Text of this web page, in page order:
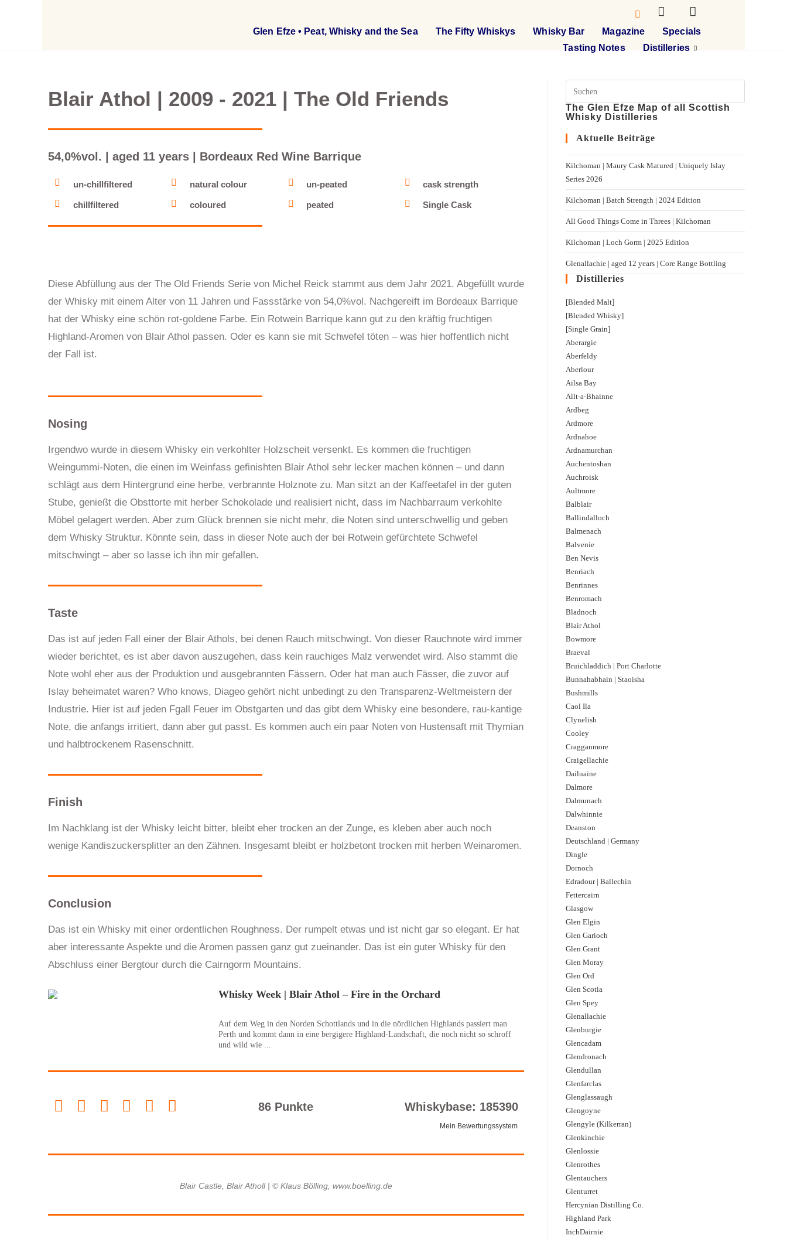
Glen Efze • Peat, Whisky and the Sea The Fifty Whiskys Whisky Bar Magazine
Specials
Tasting Notes
Distilleries
Blair Athol | 2009 - 2021 | The Old Friends
54,0%vol. | aged 11 years | Bordeaux Red Wine Barrique
un-chillfiltered
chillfiltered
natural colour
coloured
un-peated
peated
cask strength
Single Cask
Diese Abfüllung aus der The Old Friends Serie von Michel Reick stammt aus dem Jahr 2021. Abgefüllt wurde
der Whisky mit einem Alter von 11 Jahren und Fassstärke von 54,0%vol. Nachgereift im Bordeaux Barrique
hat der Whisky eine schön rot-goldene Farbe. Ein Rotwein Barrique kann gut zu den kräftig fruchtigen
Highland-Aromen von Blair Athol passen. Oder es kann sie mit Schwefel töten – was hier hoffentlich nicht
der Fall ist.
Nosing
Irgendwo wurde in diesem Whisky ein verkohlter Holzscheit versenkt. Es kommen die fruchtigen
Weingummi-Noten, die einen im Weinfass gefinishten Blair Athol sehr lecker machen können – und dann
schlägt aus dem Hintergrund eine herbe, verbrannte Holznote zu. Man sitzt an der Kaffeetafel in der guten
Stube, genießt die Obsttorte mit herber Schokolade und realisiert nicht, dass im Nachbarraum verkohlte
Möbel gelagert werden. Aber zum Glück brennen sie nicht mehr, die Noten sind unterschwellig und geben
dem Whisky Struktur. Könnte sein, dass in dieser Note auch der bei Rotwein gefürchtete Schwefel
mitschwingt – aber so lasse ich ihn mir gefallen.
Taste
Das ist auf jeden Fall einer der Blair Athols, bei denen Rauch mitschwingt. Von dieser Rauchnote wird immer
wieder berichtet, es ist aber davon auszugehen, dass kein rauchiges Malz verwendet wird. Also stammt die
Note wohl eher aus der Produktion und ausgebrannten Fässern. Oder hat man auch Fässer, die zuvor auf
Islay beheimatet waren? Who knows, Diageo gehört nicht unbedingt zu den Transparenz-Weltmeistern der
Industrie. Hier ist auf jeden Fgall Feuer im Obstgarten und das gibt dem Whisky eine besondere, rau-kantige
Note, die anfangs irritiert, dann aber gut passt. Es kommen auch ein paar Noten von Hustensaft mit Thymian
und halbtrockenem Rasenschnitt.
Finish
Im Nachklang ist der Whisky leicht bitter, bleibt eher trocken an der Zunge, es kleben aber auch noch
wenige Kandiszuckersplitter an den Zähnen. Insgesamt bleibt er holzbetont trocken mit herben Weinaromen.
Conclusion
Das ist ein Whisky mit einer ordentlichen Roughness. Der rumpelt etwas und ist nicht gar so elegant. Er hat
aber interessante Aspekte und die Aromen passen ganz gut zueinander. Das ist ein guter Whisky für den
Abschluss einer Bergtour durch die Cairngorm Mountains.
Whisky Week | Blair Athol – Fire in the Orchard
Auf dem Weg in den Norden Schottlands und in die nördlichen Highlands passiert man
Perth und kommt dann in eine bergigere Highland-Landschaft, die noch nicht so schroff
und wild wie ...
86 Punkte Whiskybase: 185390
Mein Bewertungssystem
Blair Castle, Blair Atholl | © Klaus Bölling, www.boelling.de
The Glen Efze Map of all Scottish
Whisky Distilleries
Aktuelle Beiträge
Kilchoman | Maury Cask Matured | Uniquely Islay
Series 2026
Kilchoman | Batch Strength | 2024 Edition
All Good Things Come in Threes | Kilchoman
Kilchoman | Loch Gorm​ | 2025 Edition
Glenallachie | aged 12 years | Core Range Bottling
Distilleries
[Blended Malt]
[Blended Whisky]
[Single Grain]
Aberargie
Aberfeldy
Aberlour
Ailsa Bay
Allt-a-Bhainne
Ardbeg
Ardmore
Ardnahoe
Ardnamurchan
Auchentoshan
Auchroisk
Aultmore
Balblair
Ballindalloch
Balmenach
Balvenie
Ben Nevis
Benriach
Benrinnes
Benromach
Bladnoch
Blair Athol
Bowmore
Braeval
Bruichladdich | Port Charlotte
Bunnahabhain | Staoisha
Bushmills
Caol Ila
Clynelish
Cooley
Cragganmore
Craigellachie
Dailuaine
Dalmore​
Dalmunach
Dalwhinnie
Deanston
Deutschland | Germany
Dingle
Dornoch
Edradour | Ballechin
Fettercairn
Glasgow
Glen Elgin
Glen Garioch
Glen Grant
Glen Moray
Glen Ord
Glen Scotia
Glen Spey
Glenallachie
Glenburgie
Glencadam
Glendronach
Glendullan
Glenfarclas
Glenglassaugh
Glengoyne
Glengyle (Kilkerran)
Glenkinchie
Glenlossie
Glenrothes
Glentauchers
Glenturret
Hercynian Distilling Co.
Highland Park
InchDairnie